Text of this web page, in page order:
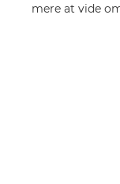
mere at vide